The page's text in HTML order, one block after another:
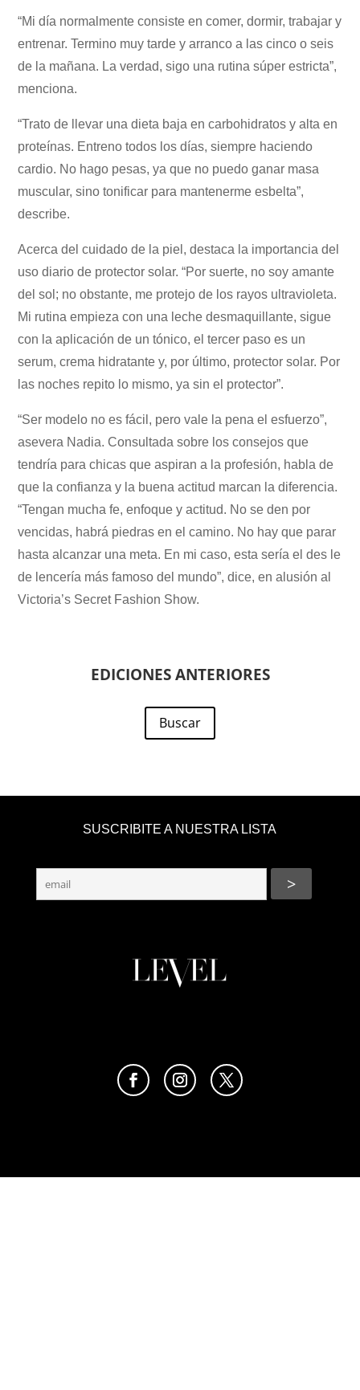
“Mi día normalmente consiste en comer, dormir, trabajar y
entrenar. Termino muy tarde y arranco a las cinco o seis
de la mañana. La verdad, sigo una rutina súper estricta”,
menciona.
“Trato de llevar una dieta baja en carbohidratos y alta en
proteínas. Entreno todos los días, siempre haciendo
cardio. No hago pesas, ya que no puedo ganar masa
muscular, sino tonificar para mantenerme esbelta”,
describe.
Acerca del cuidado de la piel, destaca la importancia del
uso diario de protector solar. “Por suerte, no soy amante
del sol; no obstante, me protejo de los rayos ultravioleta.
Mi rutina empieza con una leche desmaquillante, sigue
con la aplicación de un tónico, el tercer paso es un
serum, crema hidratante y, por último, protector solar. Por
las noches repito lo mismo, ya sin el protector”.
“Ser modelo no es fácil, pero vale la pena el esfuerzo”,
asevera Nadia. Consultada sobre los consejos que
tendría para chicas que aspiran a la profesión, habla de
que la confianza y la buena actitud marcan la diferencia.
“Tengan mucha fe, enfoque y actitud. No se den por
vencidas, habrá piedras en el camino. No hay que parar
hasta alcanzar una meta. En mi caso, esta sería el des le
de lencería más famoso del mundo”, dice, en alusión al
Victoria’s Secret Fashion Show.
EDICIONES ANTERIORES
Buscar
SUSCRIBITE A NUESTRA LISTA